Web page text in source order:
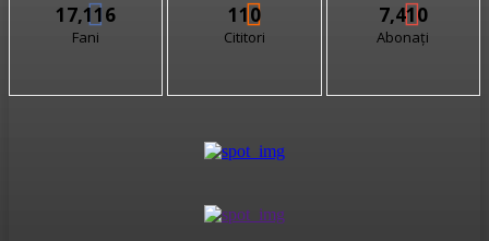
17,116
Fani
110
Cititori
7,410
Abonați